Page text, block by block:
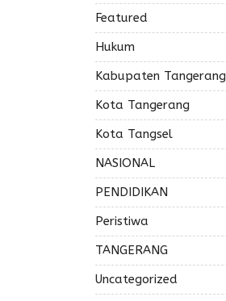
Featured
Hukum
Kabupaten Tangerang
Kota Tangerang
Kota Tangsel
NASIONAL
PENDIDIKAN
Peristiwa
TANGERANG
Uncategorized